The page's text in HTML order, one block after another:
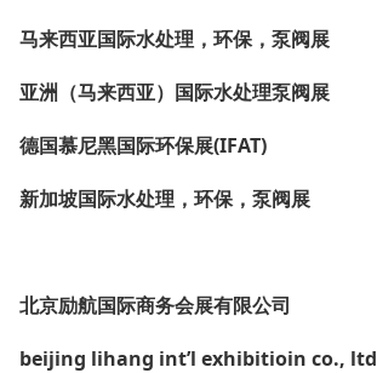
马来西亚国际水处理，环保，泵阀展
亚洲（马来西亚）国际水处理泵阀展
德国慕尼黑国际环保展(IFAT)
新加坡国际水处理，环保，泵阀展
北京励航国际商务会展有限公司
beijing lihang int’l exhibitioin co., ltd